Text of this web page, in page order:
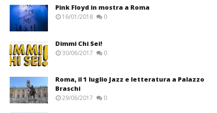
Pink Floyd in mostra a Roma
16/01/2018 0
Dimmi Chi Sei!
30/06/2017 0
Roma, il 1 luglio Jazz e letteratura a Palazzo
Braschi
29/06/2017 0